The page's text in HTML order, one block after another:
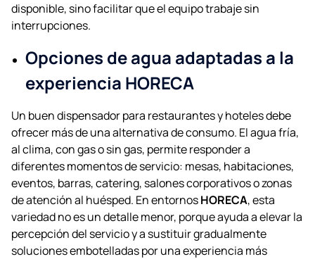
disponible, sino facilitar que el equipo trabaje sin
interrupciones.
Opciones de agua adaptadas a la
experiencia HORECA
Un buen dispensador para restaurantes y hoteles debe
ofrecer más de una alternativa de consumo. El agua fría,
al clima, con gas o sin gas, permite responder a
diferentes momentos de servicio: mesas, habitaciones,
eventos, barras, catering, salones corporativos o zonas
de atención al huésped. En entornosHORECA, esta
variedad no es un detalle menor, porque ayuda a elevar la
percepción del servicio y a sustituir gradualmente
soluciones embotelladas por una experiencia más